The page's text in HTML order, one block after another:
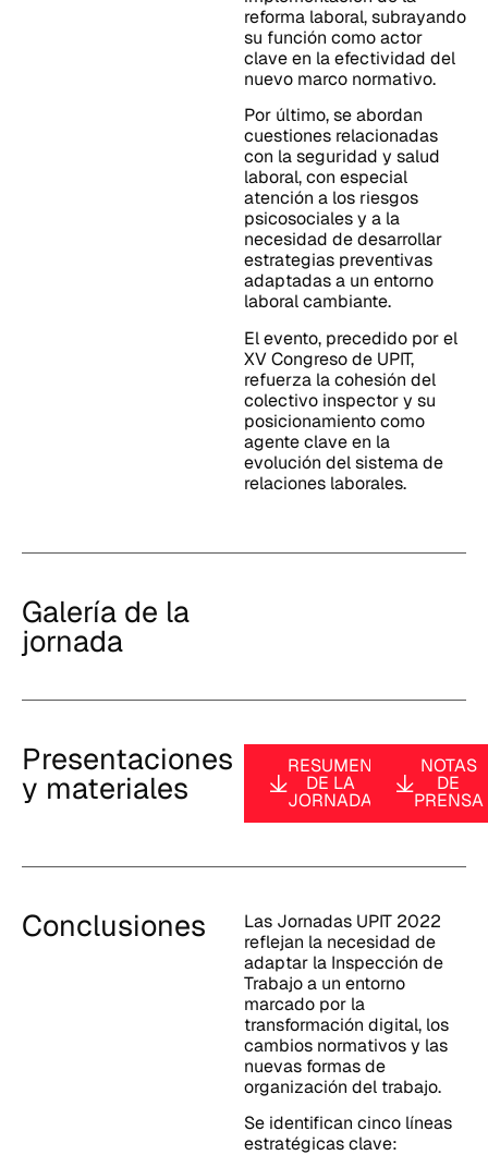
reforma laboral, subrayando
su función como actor
clave en la efectividad del
nuevo marco normativo.
Por último, se abordan
cuestiones relacionadas
con la seguridad y salud
laboral, con especial
atención a los riesgos
psicosociales y a la
necesidad de desarrollar
estrategias preventivas
adaptadas a un entorno
laboral cambiante.
El evento, precedido por el
XV Congreso de UPIT,
refuerza la cohesión del
colectivo inspector y su
posicionamiento como
agente clave en la
evolución del sistema de
relaciones laborales.
Galería de la
jornada
Presentaciones
y materiales
RESUMEN
DE LA
JORNADA
NOTAS
DE
PRENSA
Conclusiones
Las Jornadas UPIT 2022
reflejan la necesidad de
adaptar la Inspección de
Trabajo a un entorno
marcado por la
transformación digital, los
cambios normativos y las
nuevas formas de
organización del trabajo.
Se identifican cinco líneas
estratégicas clave: